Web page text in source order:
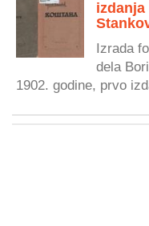
Izrada
dela
1902. godine, prvo